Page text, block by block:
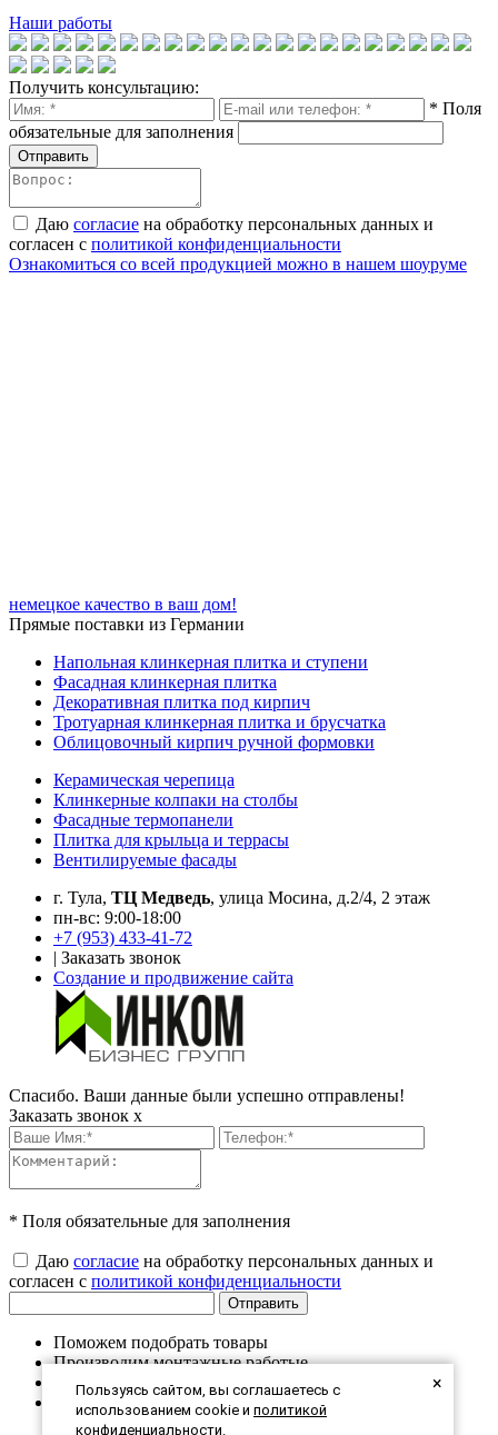
Наши работы
Получить консультацию:
* Поля
обязательные для заполнения
Отправить
Даю согласие на обработку персональных данных и
согласен с политикой конфиденциальности
Ознакомиться со всей продукцией можно в нашем шоуруме
×
Пользуясь сайтом, вы соглашаетесь с
использованием cookie и политикой
конфиденциальности.
немецкое качество в ваш дом!
Прямые поставки из Германии
Напольная клинкерная плитка и ступени
Фасадная клинкерная плитка
Декоративная плитка под кирпич
Тротуарная клинкерная плитка и брусчатка
Облицовочный кирпич ручной формовки
Керамическая черепица
Клинкерные колпаки на столбы
Фасадные термопанели
Плитка для крыльца и террасы
Вентилируемые фасады
г. Тула, ТЦ Медведь, улица Мосина, д.2/4, 2 этаж
пн-вс: 9:00-18:00
+7 (953) 433-41-72
| Заказать звонок
Создание и продвижение сайта
Спасибо. Ваши данные были успешно отправлены!
Заказать звонок x
* Поля обязательные для заполнения
Даю согласие на обработку персональных данных и
согласен с политикой конфиденциальности
Поможем подобрать товары
Производим монтажные работые
Продукция в наличии на складе
Большая экспозиция в шоу-руме